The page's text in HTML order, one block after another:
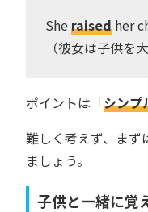
Sheraised her
（彼女は子供を
ポイントは「シンプ
難しく考えず、ま
ましょう。
子供と一緒に覚